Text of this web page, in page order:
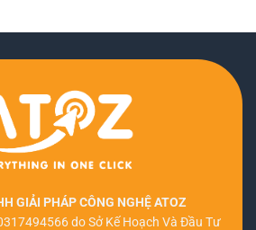
GIẢI PHÁP CÔNG NGHỆ ATOZ
do Sở Kế Hoạch Và Đầu Tư